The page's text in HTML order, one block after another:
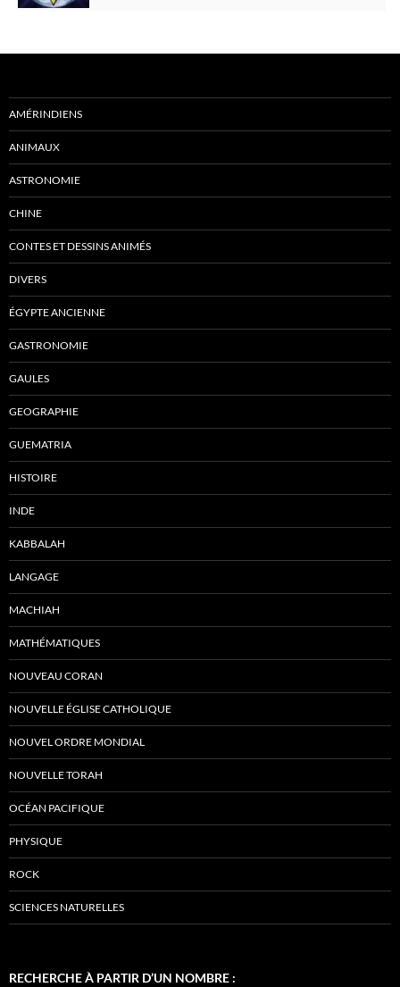
AMÉRINDIENS
ANIMAUX
ASTRONOMIE
CHINE
CONTES ET DESSINS ANIMÉS
DIVERS
ÉGYPTE ANCIENNE
GASTRONOMIE
GAULES
GEOGRAPHIE
GUEMATRIA
HISTOIRE
INDE
KABBALAH
LANGAGE
MACHIAH
MATHÉMATIQUES
NOUVEAU CORAN
NOUVELLE ÉGLISE CATHOLIQUE
NOUVEL ORDRE MONDIAL
NOUVELLE TORAH
OCÉAN PACIFIQUE
PHYSIQUE
ROCK
SCIENCES NATURELLES
RECHERCHE À PARTIR D’UN NOMBRE :